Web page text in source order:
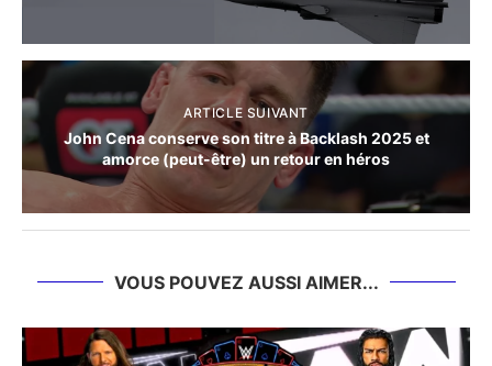
ARTICLE SUIVANT
John Cena conserve son titre à Backlash 2025 et
amorce (peut-être) un retour en héros
VOUS POUVEZ AUSSI AIMER...